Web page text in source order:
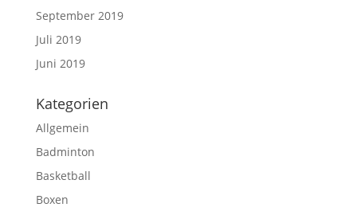
September 2019
Juli 2019
Juni 2019
Kategorien
Allgemein
Badminton
Basketball
Boxen